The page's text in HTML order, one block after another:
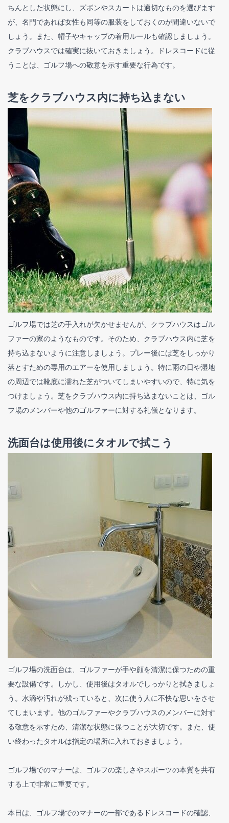
ちんとした状態にし、ズボンやスカートは適切なものを選びます
が、名門であれば女性も同等の服装をしておくのが間違いないで
しょう。また、帽子やキャップの着用ルールも確認しましょう。
クラブハウスでは確実に抜いておきましょう。ドレスコードに従
うことは、ゴルフ場への敬意を示す重要な行為です。
芝をクラブハウス内に持ち込まない
ゴルフ場では芝の手入れが欠かせませんが、クラブハウスはゴル
ファーの家のようなものです。そのため、クラブハウス内に芝を
持ち込まないように注意しましょう。プレー後には芝をしっかり
落とすための専用のエアーを使用しましょう。特に雨の日や湿地
の周辺では靴底に濡れた芝がついてしまいやすいので、特に気を
つけましょう。芝をクラブハウス内に持ち込まないことは、ゴル
フ場のメンバーや他のゴルファーに対する礼儀となります。
洗面台は使用後にタオルで拭こう
ゴルフ場の洗面台は、ゴルファーが手や顔を清潔に保つための重
要な設備です。しかし、使用後はタオルでしっかりと拭きましょ
う。水滴や汚れが残っていると、次に使う人に不快な思いをさせ
てしまいます。他のゴルファーやクラブハウスのメンバーに対す
る敬意を示すため、清潔な状態に保つことが大切です。また、使
い終わったタオルは指定の場所に入れておきましょう。
ゴルフ場でのマナーは、ゴルフの楽しさやスポーツの本質を共有
する上で非常に重要です。
本日は、ゴルフ場でのマナーの一部であるドレスコードの確認、